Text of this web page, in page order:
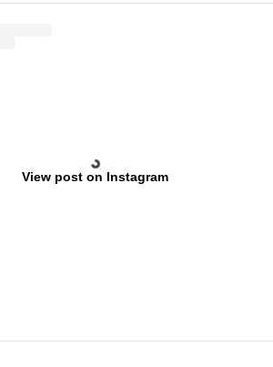
View post on Instagram